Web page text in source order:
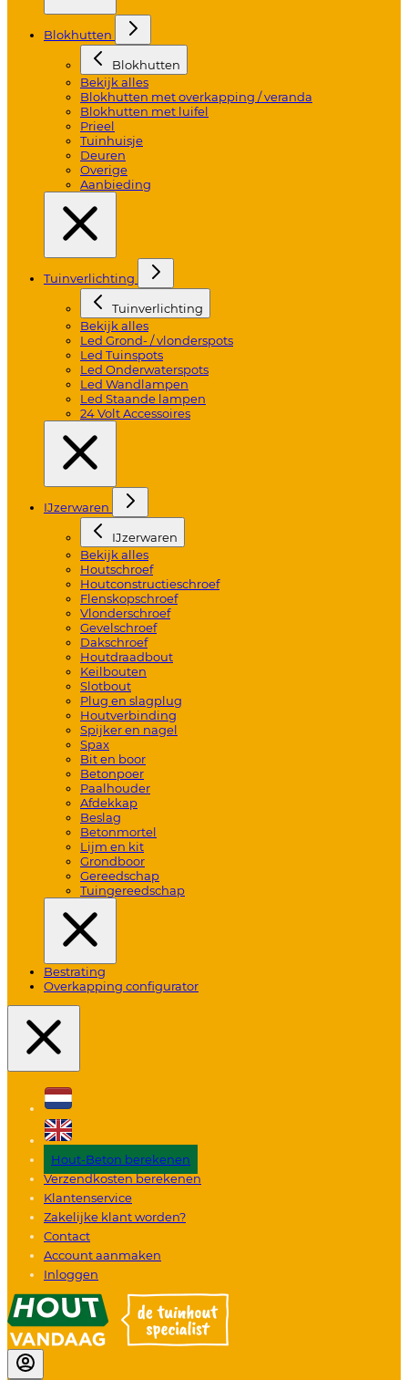
Blokhutten
Blokhutten
Bekijk alles
Blokhutten met overkapping / veranda
Blokhutten met luifel
Prieel
Tuinhuisje
Deuren
Overige
Aanbieding
Tuinverlichting
Tuinverlichting
Bekijk alles
Led Grond- / vlonderspots
Led Tuinspots
Led Onderwaterspots
Led Wandlampen
Led Staande lampen
24 Volt Accessoires
IJzerwaren
IJzerwaren
Bekijk alles
Houtschroef
Houtconstructieschroef
Flenskopschroef
Vlonderschroef
Gevelschroef
Dakschroef
Houtdraadbout
Keilbouten
Slotbout
Plug en slagplug
Houtverbinding
Spijker en nagel
Spax
Bit en boor
Betonpoer
Paalhouder
Afdekkap
Beslag
Betonmortel
Lijm en kit
Grondboor
Gereedschap
Tuingereedschap
Bestrating
Overkapping configurator
Hout-Beton berekenen
Verzendkosten berekenen
Klantenservice
Zakelijke klant worden?
Contact
Account aanmaken
Inloggen